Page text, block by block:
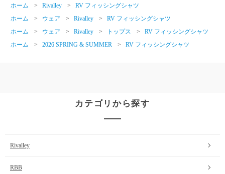
ホーム > Rivalley >
RV フィッシングシャツ
ホーム
> ウェア > Rivalley >
RV フィッシングシャツ
ホーム
> ウェア > Rivalley > トップス >
RV フィッシングシャツ
ホーム
> 2026 SPRING & SUMMER > RV フィッシングシャツ
カテゴリから探す
Rivalley
RBB